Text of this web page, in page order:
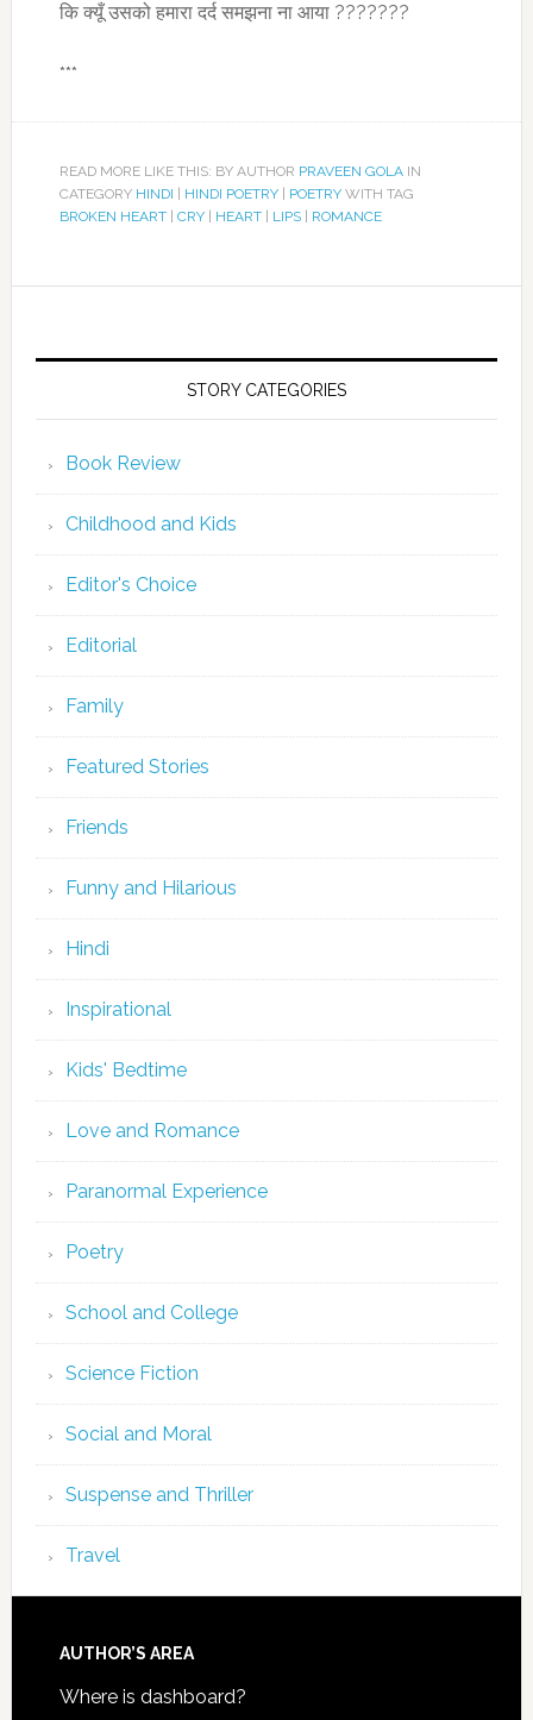
कि क्यूँ उसको हमारा दर्द समझना ना आया ???????
***
READ MORE LIKE THIS: BY AUTHOR PRAVEEN GOLAIN
CATEGORY HINDI HINDI POETRY| POETRYWITH TAG
BROKEN HEART| CRY| HEART| LIPS| ROMANCE
STORY CATEGORIES
Book Review
Childhood and Kids
Editor's Choice
Editorial
Family
Featured Stories
Friends
Funny and Hilarious
Hindi
Inspirational
Kids' Bedtime
Love and Romance
Paranormal Experience
Poetry
School and College
Science Fiction
Social and Moral
Suspense and Thriller
Travel
AUTHOR’S AREA
Where is dashboard?